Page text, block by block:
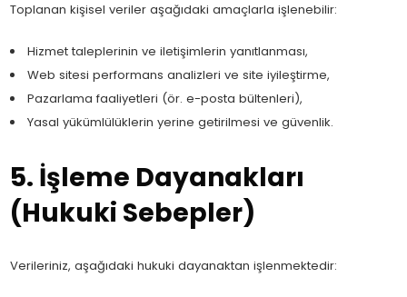
Toplanan kişisel veriler aşağıdaki amaçlarla işlenebilir:
Hizmet taleplerinin ve iletişimlerin yanıtlanması,
Web sitesi performans analizleri ve site iyileştirme,
Pazarlama faaliyetleri (ör. e-posta bültenleri),
Yasal yükümlülüklerin yerine getirilmesi ve güvenlik.
5. İşleme Dayanakları
(Hukuki Sebepler)
Verileriniz, aşağıdaki hukuki dayanaktan işlenmektedir: